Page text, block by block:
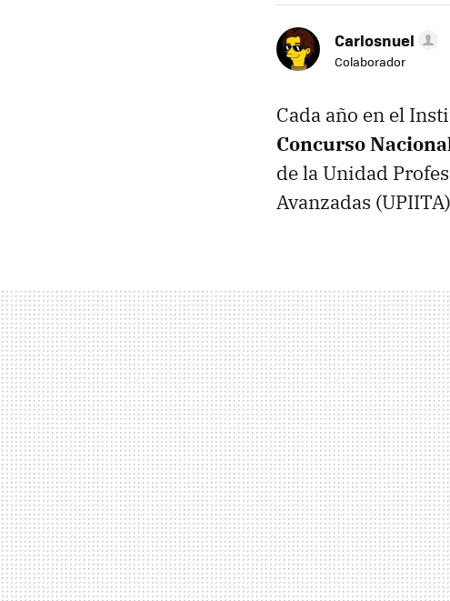
Carlosnuel
Colaborador
Cada año en el
Concurso
de la Unidad
Avanzadas (UPIITA